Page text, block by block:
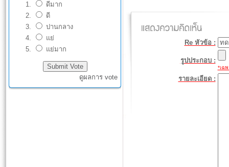
ดีมาก
ดี
ปานกลาง
แย่
แย่มาก
ดูผลการ vote
Re หัวข้อ :
รูปประกอบ :
*เฉ
รายละเอียด :